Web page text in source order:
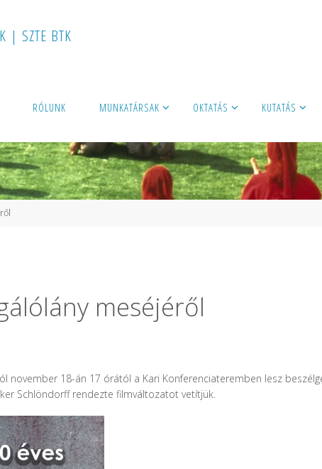
K | SZTE BTK
RÓLUNK MUNKATÁRSAK OKTATÁS KUTATÁS
meséjéről
november 18-án 17 órától a Kari Konferenciateremben lesz
Schlöndorff rendezte filmváltozatot vetítjük.